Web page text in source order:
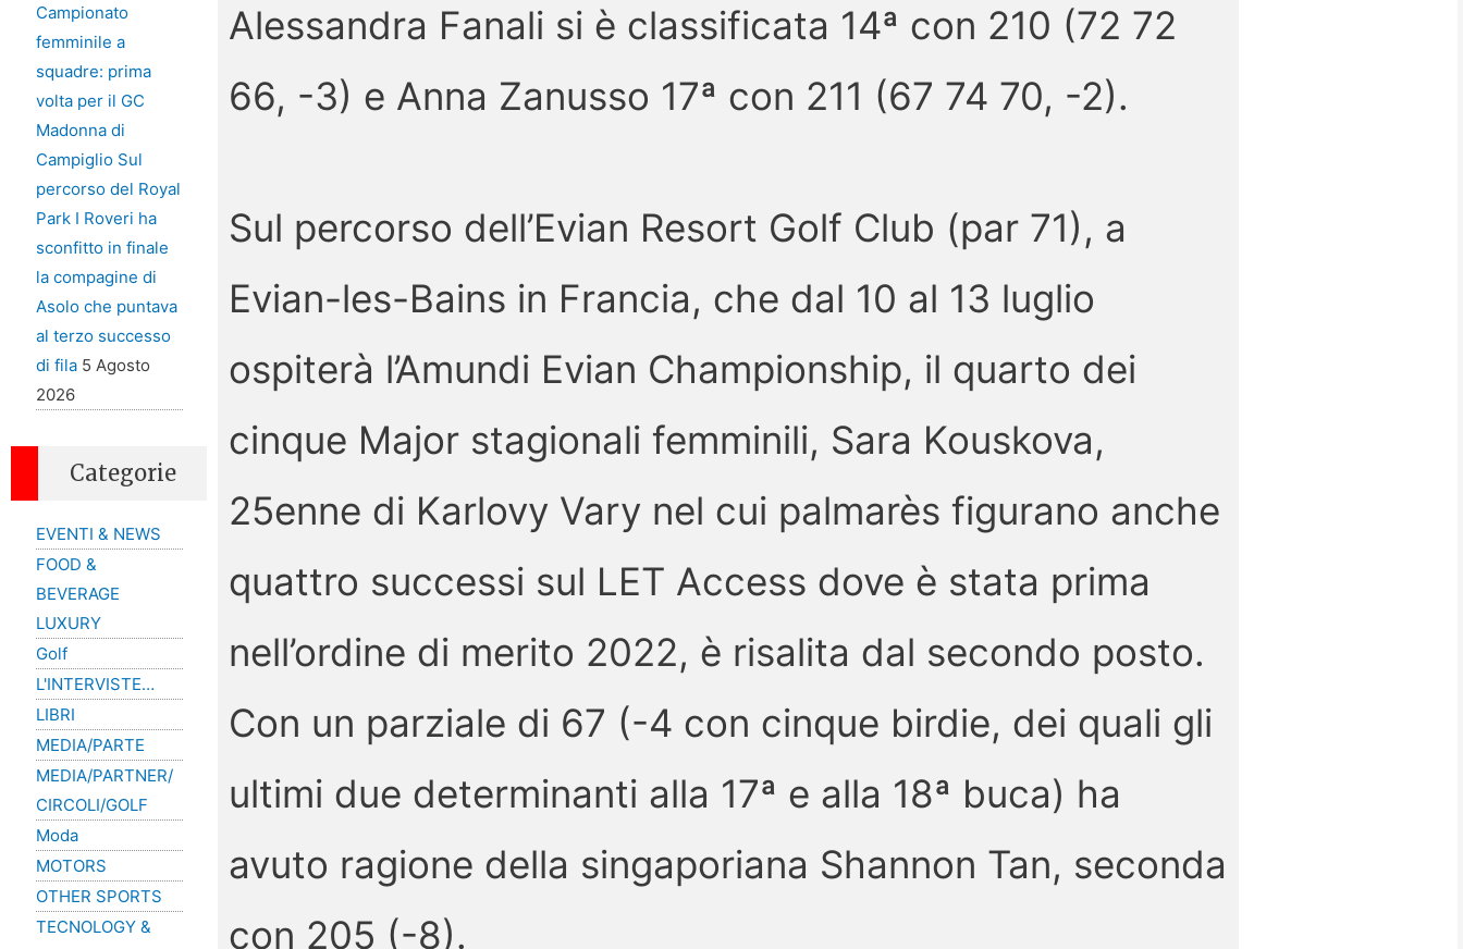
Campionato
femminile a
squadre: prima
volta per il GC
Madonna di
Campiglio Sul
percorso del Royal
Park I Roveri ha
sconfitto in finale
la compagine di
Asolo che puntava
al terzo successo
di fila 5 Agosto
2026
Categorie
EVENTI & NEWS
FOOD &
BEVERAGE
LUXURY
Golf
L'INTERVISTE…
LIBRI
MEDIA/PARTE
MEDIA/PARTNER/
CIRCOLI/GOLF
Moda
MOTORS
OTHER SPORTS
TECNOLOGY &
Alessandra Fanali si è classificata 14ª con 210 (72 72
66, -3) e Anna Zanusso 17ª con 211 (67 74 70, -2).
Sul percorso dell’Evian Resort Golf Club (par 71), a
Evian-les-Bains in Francia, che dal 10 al 13 luglio
ospiterà l’Amundi Evian Championship, il quarto dei
cinque Major stagionali femminili, Sara Kouskova,
25enne di Karlovy Vary nel cui palmarès figurano anche
quattro successi sul LET Access dove è stata prima
nell’ordine di merito 2022, è risalita dal secondo posto.
Con un parziale di 67 (-4 con cinque birdie, dei quali gli
ultimi due determinanti alla 17ª e alla 18ª buca) ha
avuto ragione della singaporiana Shannon Tan, seconda
con 205 (-8).